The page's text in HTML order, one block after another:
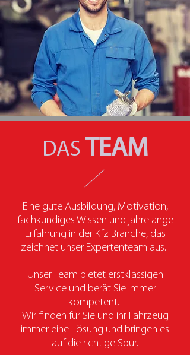
DAS TEAM
Eine gute Ausbildung, Motivation,
fachkundiges Wissen und jahrelange
Erfahrung in der Kfz Branche, das
zeichnet unser Expertenteam aus.
Unser Team bietet erstklassigen
Service und berät Sie immer
kompetent.
Wir finden für Sie und ihr Fahrzeug
immer eine Lösung und bringen es
auf die richtige Spur.